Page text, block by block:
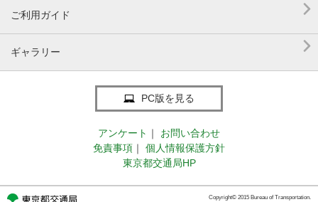
ご利用ガイド 
ギャラリー 
PC版を見る
アンケート ｜
お問い合わせ
免責事項 ｜
個人情報保護方針
東京都交通局HP
Copyright© 2015 Bureau of Transportation.